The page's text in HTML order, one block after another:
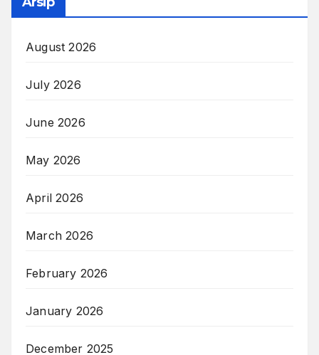
August 2026
July 2026
June 2026
May 2026
April 2026
March 2026
February 2026
January 2026
December 2025